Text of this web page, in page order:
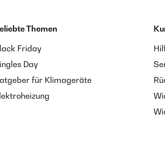
Themen
Friday
Day
für Klimageräte